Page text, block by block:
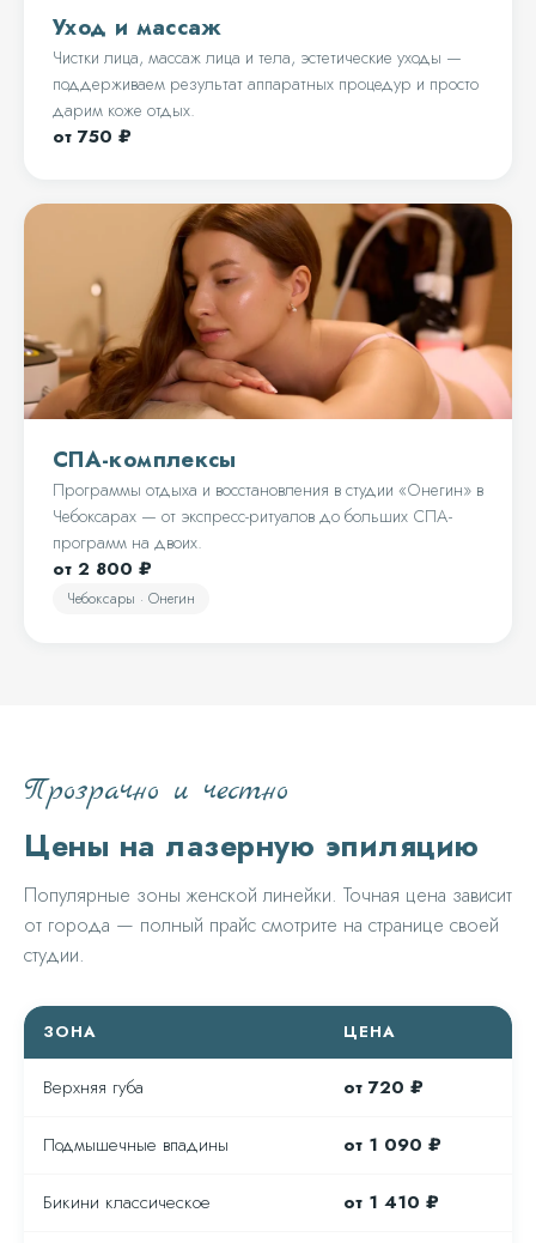
Уход и массаж
Чистки лица, массаж лица и тела, эстетические уходы —
поддерживаем результат аппаратных процедур и просто
дарим коже отдых.
от 750 ₽
СПА-комплексы
Программы отдыха и восстановления в студии «Онегин» в
Чебоксарах — от экспресс-ритуалов до больших СПА-
программ на двоих.
от 2 800 ₽
Чебоксары · Онегин
Прозрачно и честно
Цены на лазерную эпиляцию
Популярные зоны женской линейки. Точная цена зависит
от города — полный прайс смотрите на странице своей
студии.
ЗОНА ЦЕНА
Верхняя губа от 720 ₽
Подмышечные впадины от 1 090 ₽
Бикини классическое от 1 410 ₽